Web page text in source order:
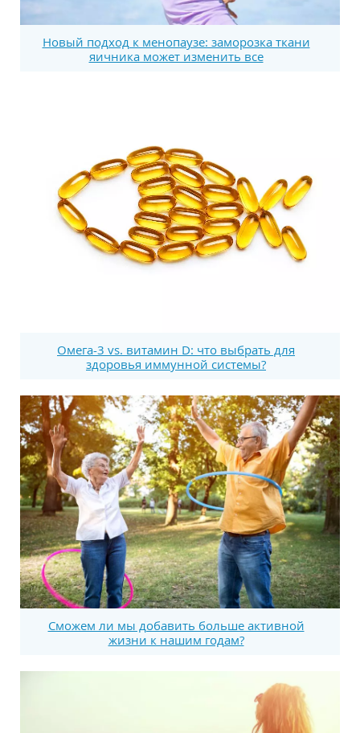
Новый подход к менопаузе: заморозка ткани
яичника может изменить все
Омега-3 vs. витамин D: что выбрать для
здоровья иммунной системы?
Сможем ли мы добавить больше активной
жизни к нашим годам?